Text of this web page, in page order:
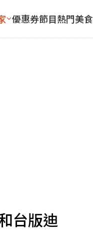
優惠券節目熱門美食
台版迪